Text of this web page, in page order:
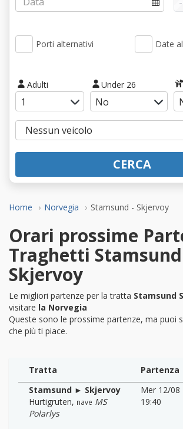
Home Norvegia Stamsund - Skjervoy
Porti alternativi Date
Adulti Under 26
CERCA
Orari prossime
Traghetti
Skjervoy
Le migliori partenze per la tratta Stamsund
visitare la Norvegia
Queste sono le prossime partenze, ma puoi
che più ti piace.
Tratta Partenza
Stamsund ► Skjervoy
Hurtigruten, nave MS
Polarlys
Mer 12/08
19:40